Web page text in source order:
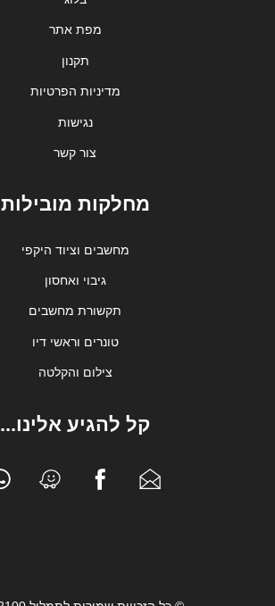
מפת אתר
תקנון
מדיניות הפרטיות
נגישות
צור קשר
מחלקות מובילות
מחשבים וציוד היקפי
גיבוי ואחסון
תקשורת מחשבים
טונרים וראשי דיו
צילום והקלטה
קל להגיע אלינו...